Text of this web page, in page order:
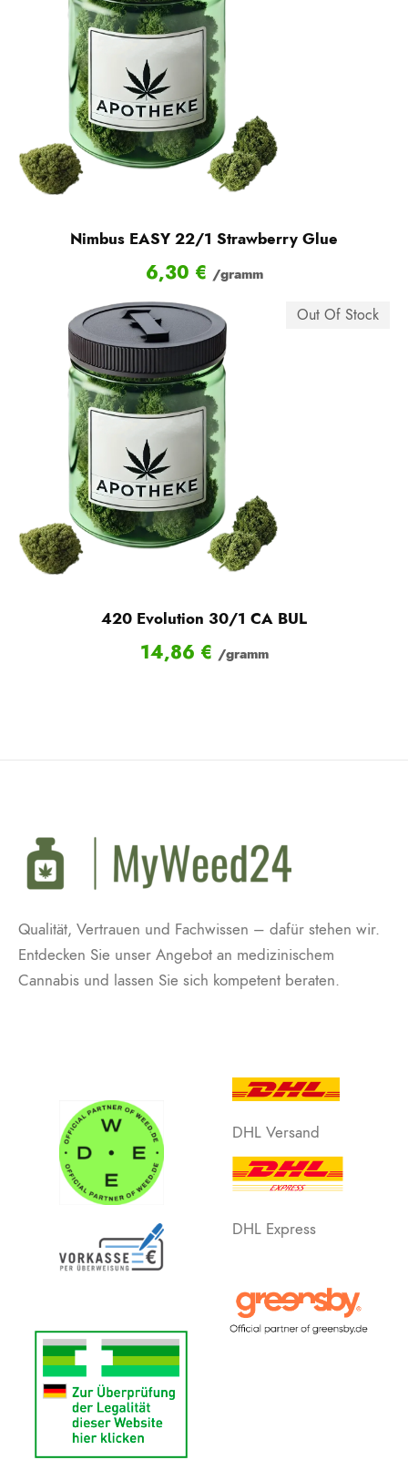
Nimbus EASY 22/1 Strawberry Glue
6,30 € /gramm
Out Of Stock
420 Evolution 30/1 CA BUL
14,86 € /gramm
Qualität, Vertrauen und Fachwissen – dafür stehen wir.
Entdecken Sie unser Angebot an medizinischem
Cannabis und lassen Sie sich kompetent beraten.
DHL Versand
DHL Express